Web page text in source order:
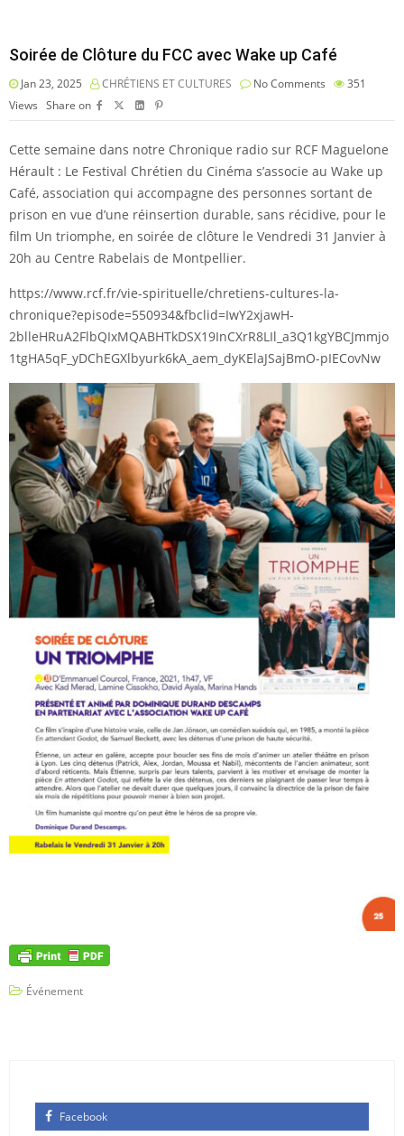
Soirée de Clôture du FCC avec Wake up Café
Jan 23, 2025 CHRÉTIENS ET CULTURES No Comments
351
Views Share on
Cette semaine dans notre Chronique radio sur RCF Maguelone
Hérault : Le Festival Chrétien du Cinéma s’associe au Wake up
Café, association qui accompagne des personnes sortant de
prison en vue d’une réinsertion durable, sans récidive, pour le
film Un triomphe, en soirée de clôture le Vendredi 31 Janvier à
20h au Centre Rabelais de Montpellier.
https://www.rcf.fr/vie-spirituelle/chretiens-cultures-la-
chronique?episode=550934&fbclid=IwY2xjawH-
2blleHRuA2FlbQIxMQABHTkDSX19InCXrR8LIl_a3Q1kgYBCJmmjo
1tgHA5qF_yDChEGXlbyurk6kA_aem_dyKElaJSajBmO-pIECovNw
Événement
Facebook